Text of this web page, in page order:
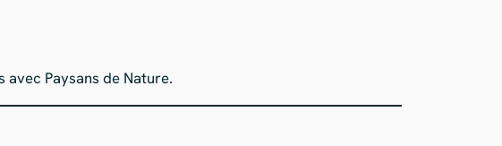
Paysans de Nature.